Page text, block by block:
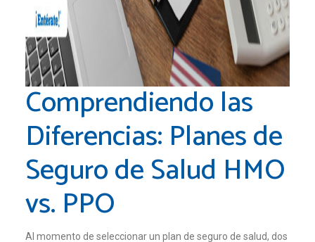
Comprendiendo las
Diferencias: Planes de
Seguro de Salud HMO
vs. PPO
Al momento de seleccionar un plan de seguro de salud, dos